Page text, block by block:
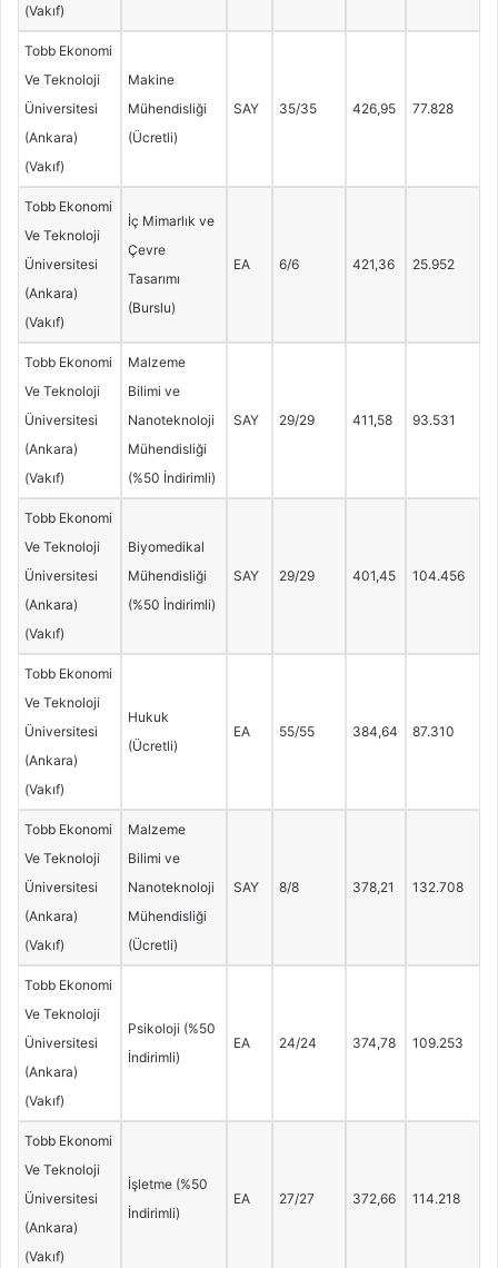
(Vakıf)
Tobb Ekonomi
Ve Teknoloji
Üniversitesi
(Ankara)
(Vakıf)
Makine
Mühendisliği
(Ücretli)
SAY 35/35 426,95 77.828
Tobb Ekonomi
Ve Teknoloji
Üniversitesi
(Ankara)
(Vakıf)
İç Mimarlık ve
Çevre
Tasarımı
(Burslu)
EA 6/6 421,36 25.952
Tobb Ekonomi
Ve Teknoloji
Üniversitesi
(Ankara)
(Vakıf)
Malzeme
Bilimi ve
Nanoteknoloji
Mühendisliği
(%50 İndirimli)
SAY 29/29 411,58 93.531
Tobb Ekonomi
Ve Teknoloji
Üniversitesi
(Ankara)
(Vakıf)
Biyomedikal
Mühendisliği
(%50 İndirimli)
SAY 29/29 401,45 104.456
Tobb Ekonomi
Ve Teknoloji
Üniversitesi
(Ankara)
(Vakıf)
Hukuk
(Ücretli)
EA 55/55 384,64 87.310
Tobb Ekonomi
Ve Teknoloji
Üniversitesi
(Ankara)
(Vakıf)
Malzeme
Bilimi ve
Nanoteknoloji
Mühendisliği
(Ücretli)
SAY 8/8 378,21 132.708
Tobb Ekonomi
Ve Teknoloji
Üniversitesi
(Ankara)
(Vakıf)
Psikoloji (%50
İndirimli)
EA 24/24 374,78 109.253
Tobb Ekonomi
Ve Teknoloji
Üniversitesi
(Ankara)
(Vakıf)
İşletme (%50
İndirimli)
EA 27/27 372,66 114.218